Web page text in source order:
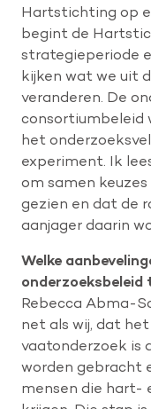
Hartstichting op
begint de
strategieperiode
kijken wat we uit
veranderen. De
consortiumbeleid
het
experiment. Ik
om samen
gezien en dat de
aanjager daarin
Welke
onderzoeksbeleid
Rebecca Abma-
net als wij, dat
vaatonderzoek is
worden gebracht
mensen die hart-